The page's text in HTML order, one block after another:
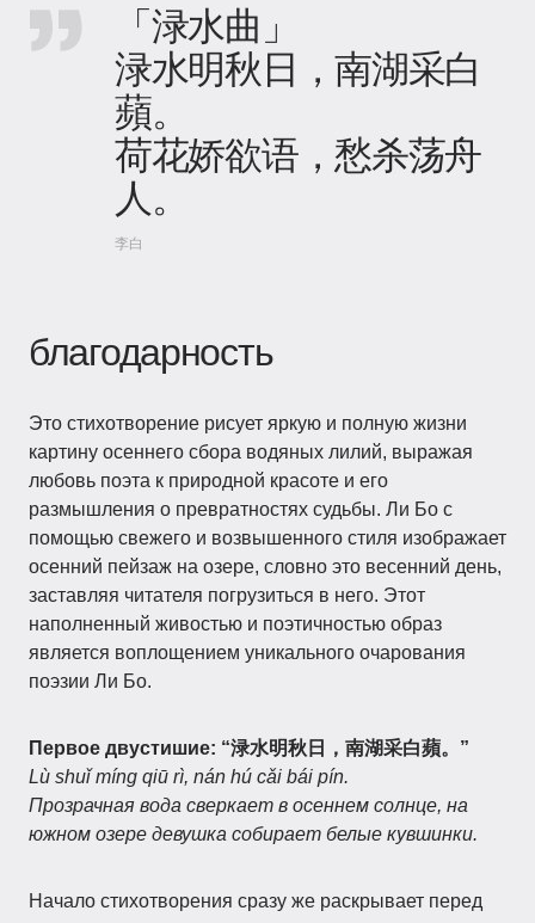
「渌水曲」
渌水明秋日，南湖采白
蘋。
荷花娇欲语，愁杀荡舟
人。
李白
благодарность
Это стихотворение рисует яркую и полную жизни
картину осеннего сбора водяных лилий, выражая
любовь поэта к природной красоте и его
размышления о превратностях судьбы. Ли Бо с
помощью свежего и возвышенного стиля изображает
осенний пейзаж на озере, словно это весенний день,
заставляя читателя погрузиться в него. Этот
наполненный живостью и поэтичностью образ
является воплощением уникального очарования
поэзии Ли Бо.
Первое двустишие: “渌水明秋日，南湖采白蘋。”
Lù shuǐ míng qiū rì, nán hú cǎi bái pín.
Прозрачная вода сверкает в осеннем солнце, на
южном озере девушка собирает белые кувшинки.
Начало стихотворения сразу же раскрывает перед